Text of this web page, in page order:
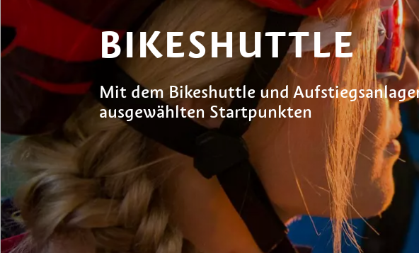
BIKESHUTTLE
Mit dem Bikeshuttle und
ausgewählten Startpunkten